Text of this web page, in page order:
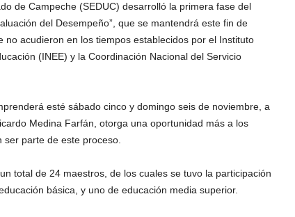
de Campeche (SEDUC) desarrolló la primera fase del
del Desempeño”, que se mantendrá este fin de
no acudieron en los tiempos establecidos por el Instituto
(INEE) y la Coordinación Nacional del Servicio
esté sábado cinco y domingo seis de noviembre, a
Medina Farfán, otorga una oportunidad más a los
parte de este proceso.
total de 24 maestros, de los cuales se tuvo la participación
básica, y uno de educación media superior.